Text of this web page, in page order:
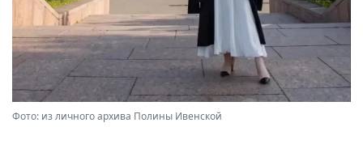
Фото: из личного архива Полины Ивенской